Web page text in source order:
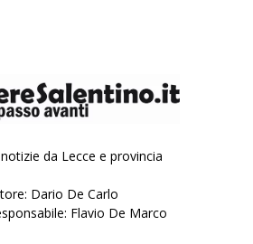
da Lecce e provincia
Dario De Carlo
Flavio De Marco